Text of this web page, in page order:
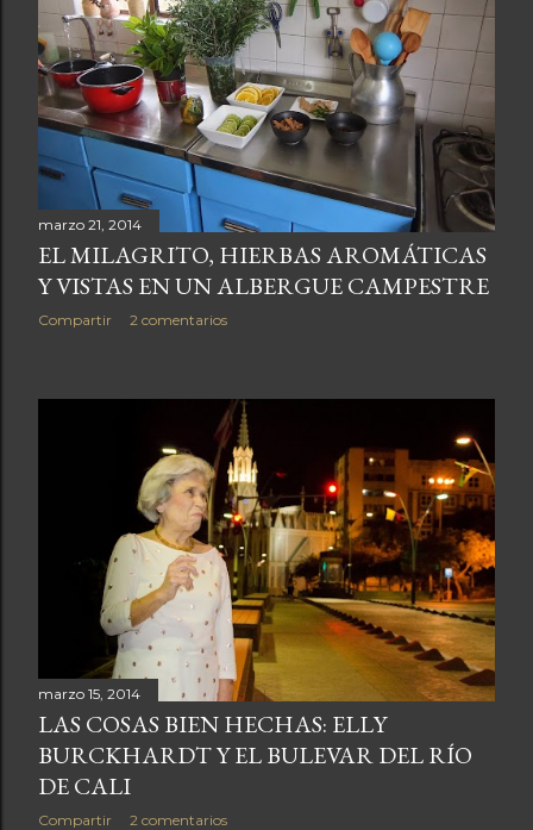
marzo 21, 2014
EL MILAGRITO, HIERBAS AROMÁTICAS
Y VISTAS EN UN ALBERGUE CAMPESTRE
Compartir 2 comentarios
marzo 15, 2014
LAS COSAS BIEN HECHAS: ELLY
BURCKHARDT Y EL BULEVAR DEL RÍO
DE CALI
Compartir 2 comentarios